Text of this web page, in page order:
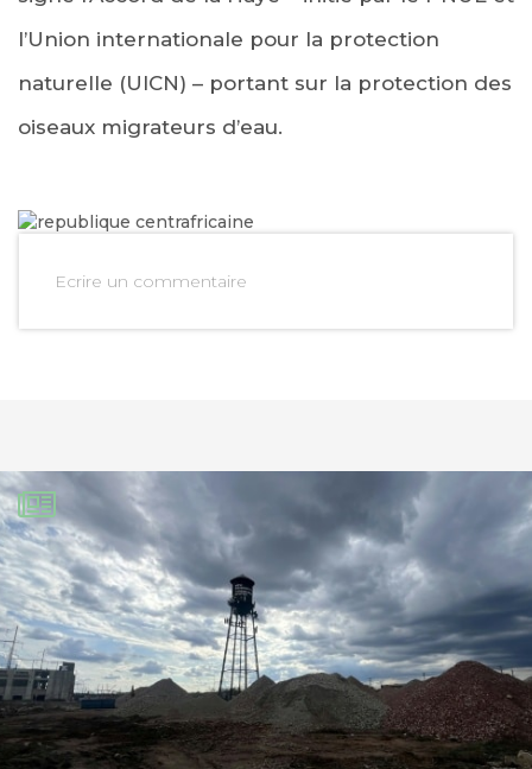
l’Union internationale pour la protection
naturelle (UICN) – portant sur la protection des
oiseaux migrateurs d’eau.
Ecrire un commentaire